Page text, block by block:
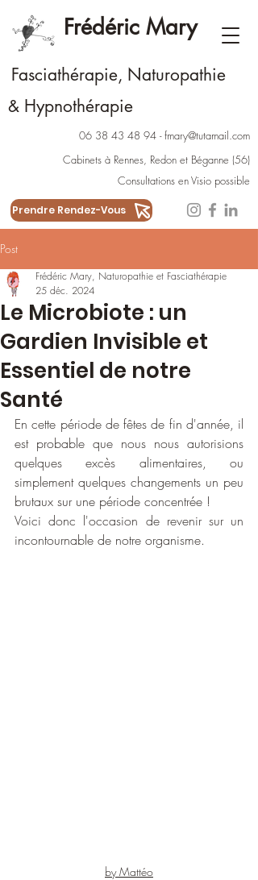
Frédéric Mary
06 38 43 48 94 -fmary@tutamail.com
Cabinets à Rennes, Redon et Béganne (56)
Consultations en Visio possible
Prendre Rendez-Vous
Fasciathérapie, Naturopathie
& Hypnothérapie
Post
Le Microbiote : un
Gardien Invisible et
Essentiel de notre
Santé
Frédéric Mary, Naturopathie et Fasciathérapie
25 déc. 2024
En cette période de fêtes de fin d'année, il
est probable que nous nous autorisions
quelques excès alimentaires, ou
simplement quelques changements un peu
brutaux sur une période concentrée !
Voici donc l'occasion de revenir sur un
incontournable de notre organisme.
by Mattéo